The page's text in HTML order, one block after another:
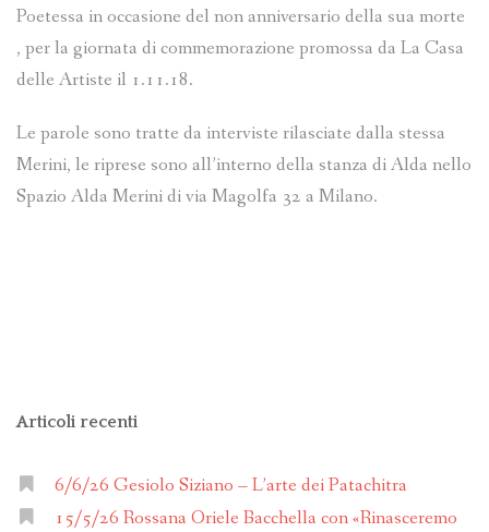
Poetessa in occasione del non anniversario della sua morte
, per la giornata di commemorazione promossa da La Casa
delle Artiste il 1.11.18.
Le parole sono tratte da interviste rilasciate dalla stessa
Merini, le riprese sono all’interno della stanza di Alda nello
Spazio Alda Merini di via Magolfa 32 a Milano.
Articoli recenti
6/6/26 Gesiolo Siziano – L’arte dei Patachitra
15/5/26 Rossana Oriele Bacchella con «Rinasceremo